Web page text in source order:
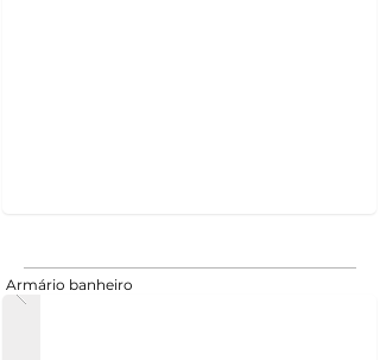
Armário banheiro